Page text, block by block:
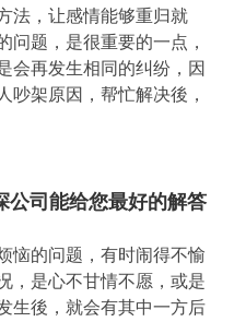
法，让感情能够重归就
问题，是很重要的一点，
会再发生相同的纠纷，因
吵架原因，帮忙解决後，
公司能给您最好的解答
恼的问题，有时闹得不愉
，是心不甘情不愿，或是
生後，就会有其中一方后